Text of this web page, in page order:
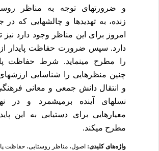
و ضرورت­های توجه به مناظر
زنده، به تهدید­ها و چالش­هایی که در
امروز برای این مناظر وجود دارد نیز
دارد. سپس ضرورت حفاظت پایدار از
را مطرح می­نماید. شرط حفاظت
چنین منظر­هایی را شناسایی
و انتقال دانش جمعی و معانی
نسل­های آینده برمی­شمرد و در
معیارهایی برای دستیابی به این
مطرح می­کند.
واژه‌های کلیدی: اصول، مناظر روستایی، حفاظت